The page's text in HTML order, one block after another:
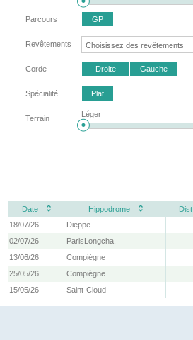
Parcours GP
Revêtements
Corde Droite Gauche
Spécialité Plat
Terrain Léger
Date Hippodrome Dist.
18/07/26
Dieppe
02/07/26
ParisLongcha.
13/06/26
Compiègne
25/05/26
Compiègne
15/05/26
Saint-Cloud